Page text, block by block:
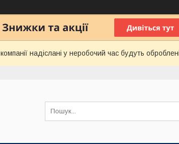
надіслані у неробочий час будуть